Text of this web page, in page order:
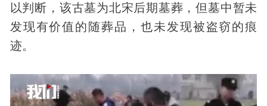
以判断，该古墓为北宋后期墓葬，但墓中暂未
发现有价值的随葬品，也未发现被盗窃的痕
迹。